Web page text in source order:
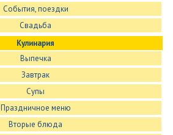
События, поездки
Свадьба
Кулинария
Выпечка
Завтрак
Супы
Праздничное меню
Вторые блюда